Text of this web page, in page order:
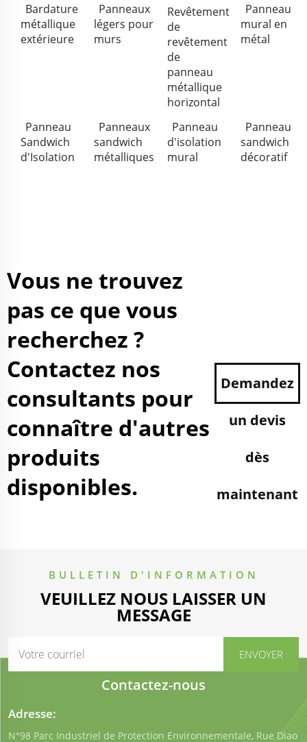
Bardature
métallique
extérieure
Panneaux
légers pour
murs
Revêtement
de
revêtement
de
panneau
métallique
horizontal
Panneau
mural en
métal
Panneau
Sandwich
d'Isolation
Panneaux
sandwich
métalliques
Panneau
d'isolation
mural
Panneau
sandwich
décoratif
Vous ne trouvez
pas ce que vous
recherchez ?
Contactez nos
consultants pour
connaître d'autres
produits
disponibles.
Demandez
un devis
dès
maintenant
BULLETIN D'INFORMATION
VEUILLEZ NOUS LAISSER UN
MESSAGE
Contactez-nous
Adresse:
N°98 Parc Industriel de Protection Environnementale, Rue Diao